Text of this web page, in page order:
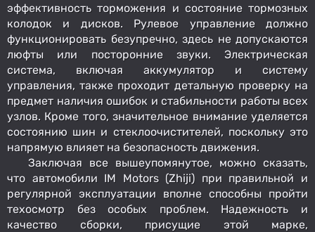
эффективность торможения и состояние тормозных
колодок и дисков. Рулевое управление должно
функционировать безупречно, здесь не допускаются
люфты или посторонние звуки. Электрическая
система, включая аккумулятор и систему
управления, также проходит детальную проверку на
предмет наличия ошибок и стабильности работы всех
узлов. Кроме того, значительное внимание уделяется
состоянию шин и стеклоочистителей, поскольку это
напрямую влияет на безопасность движения.
Заключая все вышеупомянутое, можно сказать,
что автомобили IM Motors (Zhiji) при правильной и
регулярной эксплуатации вполне способны пройти
техосмотр без особых проблем. Надежность и
качество сборки, присущие этой марке,